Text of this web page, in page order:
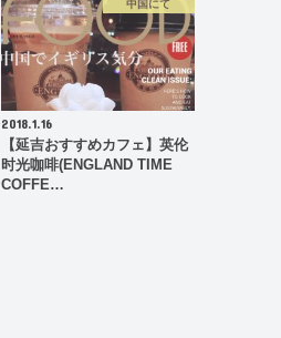
中国にて
2018.1.16
【延吉おすすめカフェ】英伦
时光咖啡(ENGLAND TIME
COFFE…